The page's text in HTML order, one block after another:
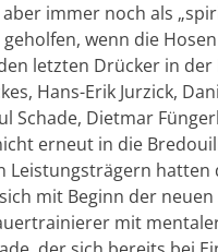
immer noch als
wenn die
letzten Drücker in der
Hans-Erik Jurzick,
Schade, Dietmar
erneut in die
hatten
mit Beginn der
mit